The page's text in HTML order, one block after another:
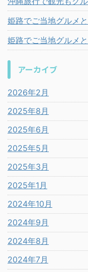
姫路でご当地グルメ
姫路でご当地グルメ
アーカイブ
2026年2月
2025年8月
2025年6月
2025年5月
2025年3月
2025年1月
2024年10月
2024年9月
2024年8月
2024年7月